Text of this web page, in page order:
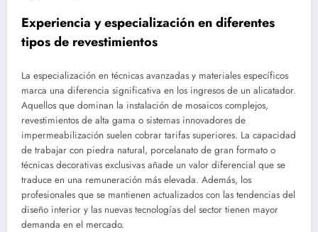
Experiencia y especialización en diferentes
tipos de revestimientos
La especialización en técnicas avanzadas y materiales específicos
marca una diferencia significativa en los ingresos de un alicatador.
Aquellos que dominan la instalación de mosaicos complejos,
revestimientos de alta gama o sistemas innovadores de
impermeabilización suelen cobrar tarifas superiores. La capacidad
de trabajar con piedra natural, porcelanato de gran formato o
técnicas decorativas exclusivas añade un valor diferencial que se
traduce en una remuneración más elevada. Además, los
profesionales que se mantienen actualizados con las tendencias del
diseño interior y las nuevas tecnologías del sector tienen mayor
demanda en el mercado.